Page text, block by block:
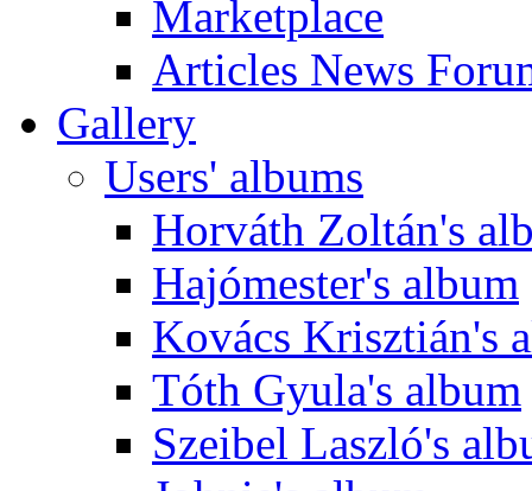
Marketplace
Articles News
Gallery
Users' albums
Horváth Zoltán's
Hajómester's album
Kovács Krisztián's
Tóth Gyula's album
Szeibel Laszló's